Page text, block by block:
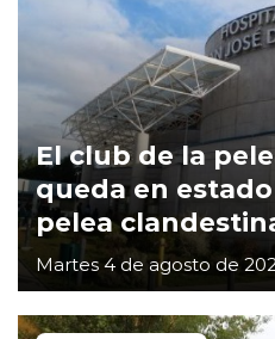
El club de la
queda en
pelea
Martes 4 de agosto de